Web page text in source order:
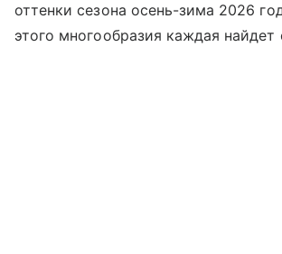
оттенки сезона осень-зима 2026
этого многообразия каждая найдет